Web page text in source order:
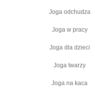
Joga odchudza
Joga w pracy
Joga dla dzieci
Joga twarzy
Joga na kaca